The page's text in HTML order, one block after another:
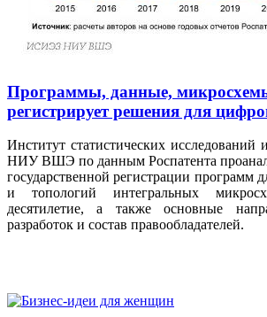
Программы, данные,
регистрирует решения для
Институт статистических исследований
НИУ ВШЭ по данным Роспатента
государственной регистрации программ
и топологий интегральных
десятилетие, а также основные
разработок и состав правообладателей.